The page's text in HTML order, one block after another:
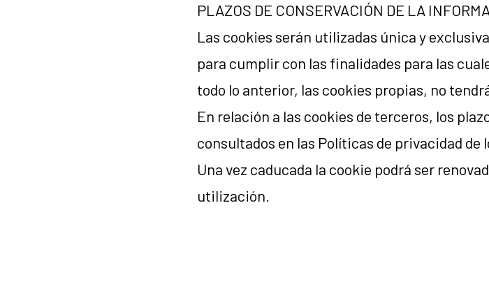
PLAZOS DE CONSERVACIÓN DE LA
Las cookies serán utilizadas única y
para cumplir con las finalidades para las
todo lo anterior, las cookies propias, no
En relación a las cookies de terceros, los
consultados en las Políticas de privacidad de
Una vez caducada la cookie podrá ser
utilización.